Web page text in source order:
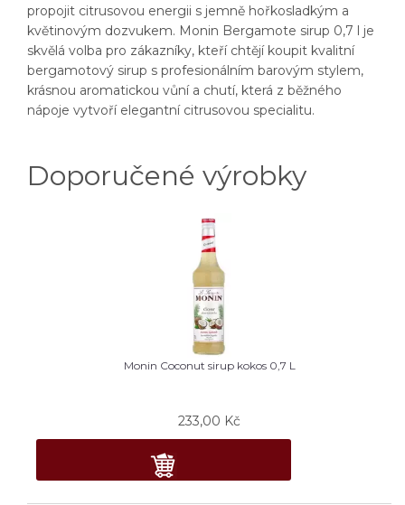
propojit citrusovou energii s jemně hořkosladkým a
květinovým dozvukem. Monin Bergamote sirup 0,7 l je
skvělá volba pro zákazníky, kteří chtějí koupit kvalitní
bergamotový sirup s profesionálním barovým stylem,
krásnou aromatickou vůní a chutí, která z běžného
nápoje vytvoří elegantní citrusovou specialitu.
Doporučené výrobky
Monin Coconut sirup kokos 0,7 L
233,00 Kč